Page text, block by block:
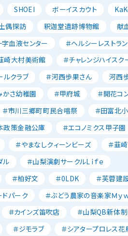
SHOEI ボーイスカウト
偶探訪 釈迦堂遺跡博物館
献
血液センター
＃ヘルシーレストラ
崎大村美術館
＃チャレンジハイスク
ルクラブ ＃河西歩果さん
河西
かさ幼稚園 ＃甲府城
＃開花コ
＃市川三郷町町民合唱祭
＃田富北小
政策金融公庫
＃エコノミクス甲子園
＃やまなしクィーンビーズ
＃韮
ル
＃山梨演劇サークルLｉｆｅ
＃柏好文 ＃0LDK
＃芙蓉建
パーク
＃ぶどう農家の音楽家Ｍｙ
＃カインズ笛吹店
＃山梨QB新体
＃ジモラブ
＃シアタープロレス花